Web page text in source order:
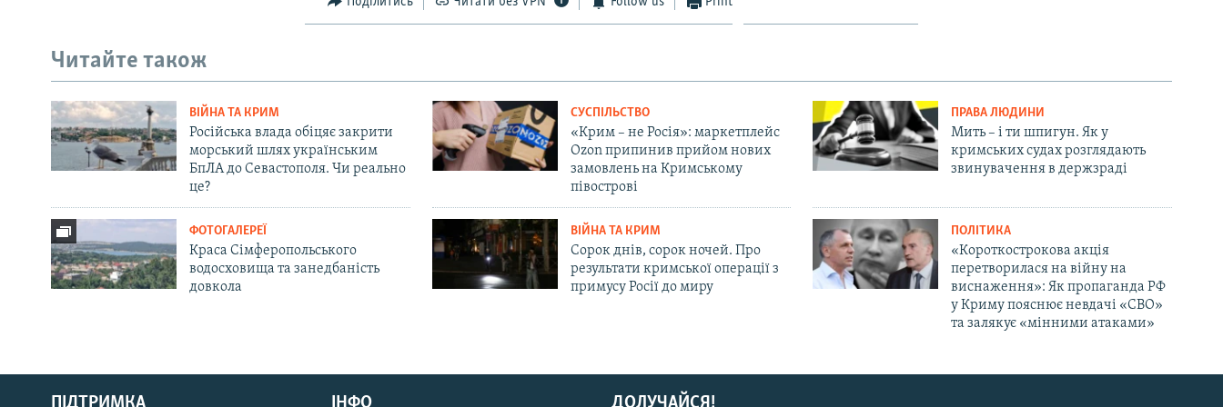
Русский
Qırımtatar
Читайте також
ВІЙНА ТА КРИМ
Російська влада обіцяє закрити
морський шлях українським
БпЛА до Севастополя. Чи реально
це?
СУСПІЛЬСТВО
«Крим – не Росія»: маркетплейс
Ozon припинив прийом нових
замовлень на Кримському
півострові
ПРАВА ЛЮДИНИ
Мить – і ти шпигун. Як у
кримських судах розглядають
звинувачення в держзраді
ФОТОГАЛЕРЕЇ
Краса Сімферопольського
водосховища та занедбаність
довкола
ВІЙНА ТА КРИМ
Сорок днів, сорок ночей. Про
результати кримської операції з
примусу Росії до миру
ПОЛІТИКА
«Короткострокова акція
перетворилася на війну на
виснаження»: Як пропаганда РФ
у Криму пояснює невдачі «СВО»
та залякує «мінними атаками»
ДОЛУЧАЙСЯ!
ПІДТРИМКА ІНФО